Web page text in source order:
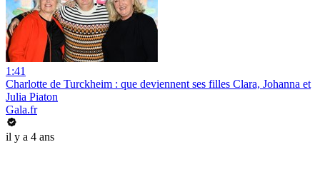
1:41
Charlotte de Turckheim : que deviennent ses filles Clara, Johanna et
Julia Piaton
Gala.fr
il y a 4 ans